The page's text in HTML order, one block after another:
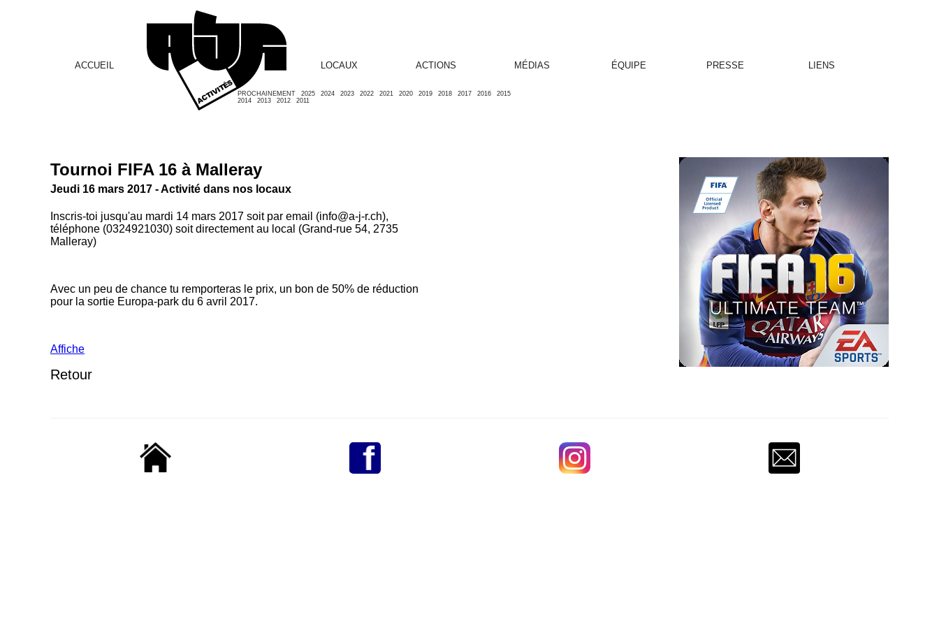
ACCUEIL
PROCHAINEMENT 2025 2024 2023 2022 2021 2020 2019 2018 2017 2016
2015
2014
2013 2012 2011
LOCAUX ACTIONS MÉDIAS ÉQUIPE PRESSE LIENS
Tournoi FIFA 16 à Malleray
Jeudi 16 mars 2017 - Activité dans nos locaux
Inscris-toi jusqu'au mardi 14 mars 2017 soit par email (info@a-j-r.ch),
téléphone (0324921030) soit directement au local (Grand-rue 54, 2735
Malleray)
Avec un peu de chance tu remporteras le prix, un bon de 50% de réduction
pour la sortie Europa-park du 6 avril 2017.
Affiche
Retour